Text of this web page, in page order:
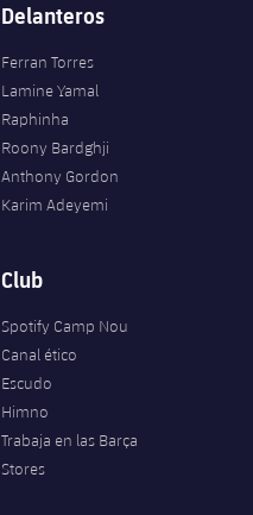
Delanteros
Ferran Torres
Lamine Yamal
Raphinha
Roony Bardghji
Anthony Gordon
Karim Adeyemi
Club
Spotify Camp Nou
Canal ético
Escudo
Himno
Trabaja en las Barça
Stores